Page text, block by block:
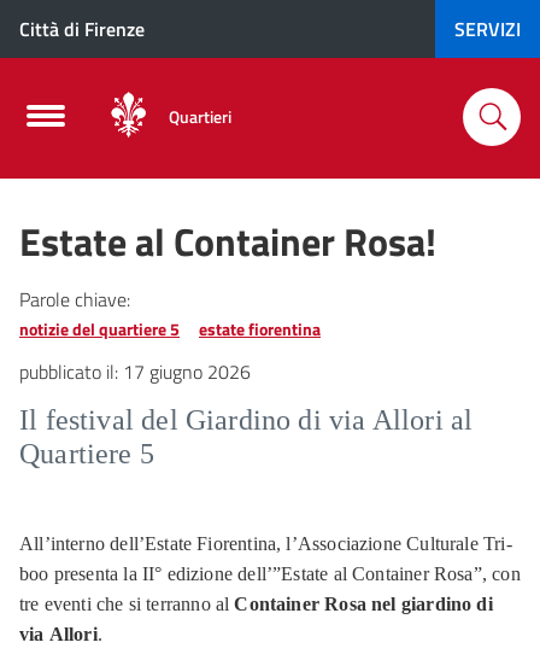
Città di Firenze SERVIZI
Quartieri
Estate al Container Rosa!
Parole chiave:
notizie del quartiere 5 estate fiorentina
pubblicato il: 17 giugno 2026
Il festival del Giardino di via Allori al
Quartiere 5
All’interno dell’Estate Fiorentina, l’Associazione Culturale Tri-
boo presenta la II° edizione dell’”Estate al Container Rosa”, con
tre eventi che si terranno alContainer Rosa nel giardino di
via Allori.